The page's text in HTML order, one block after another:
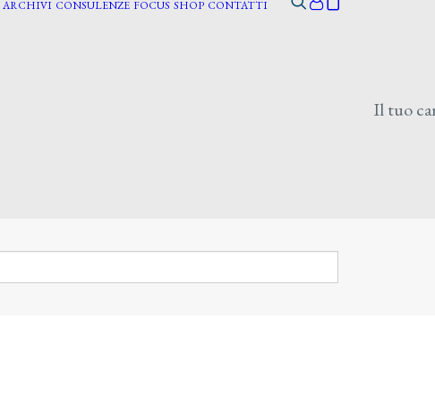
ARCHIVI CONSULENZE FOCUS SHOP CONTATTI
Il tuo